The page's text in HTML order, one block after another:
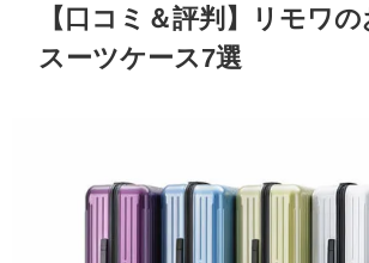
【口コミ＆評判】リモワ
スーツケース7選